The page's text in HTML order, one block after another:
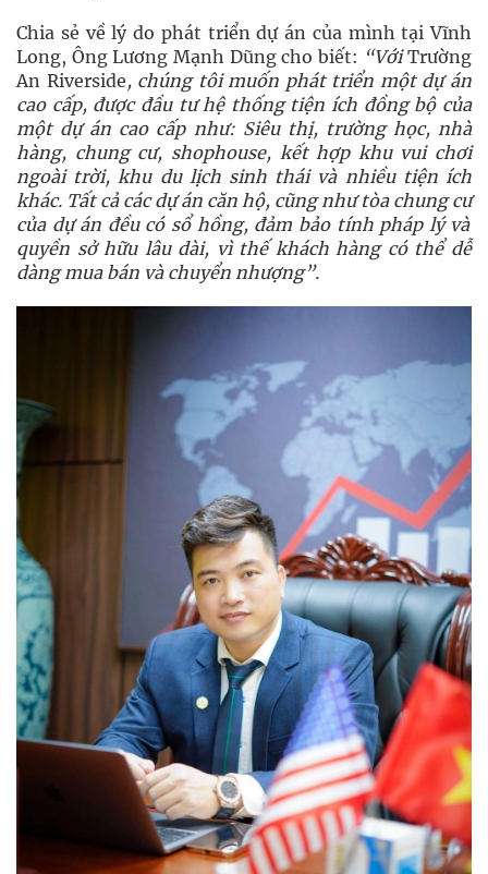
Chia sẻ về lý do phát triển dự án của mình tại Vĩnh
Long, Ông Lương Mạnh Dũng cho biết: “VớiTrường
An Riverside, chúng tôi muốn phát triển một dự án
cao cấp, được đầu tư hệ thống tiện ích đồng bộ của
một dự án cao cấp như: Siêu thị, trường học, nhà
hàng, chung cư, shophouse, kết hợp khu vui chơi
ngoài trời, khu du lịch sinh tháivà nhiều tiện ích
khác. Tất cả các dự án căn hộ, cũng như tòa chung cư
của dự án đều có sổ hồng, đảm bảo tính pháp lý và
quyền sở hữu lâu dài, vì thế khách hàng có thể dễ
dàng mua bán và chuyển nhượng”.